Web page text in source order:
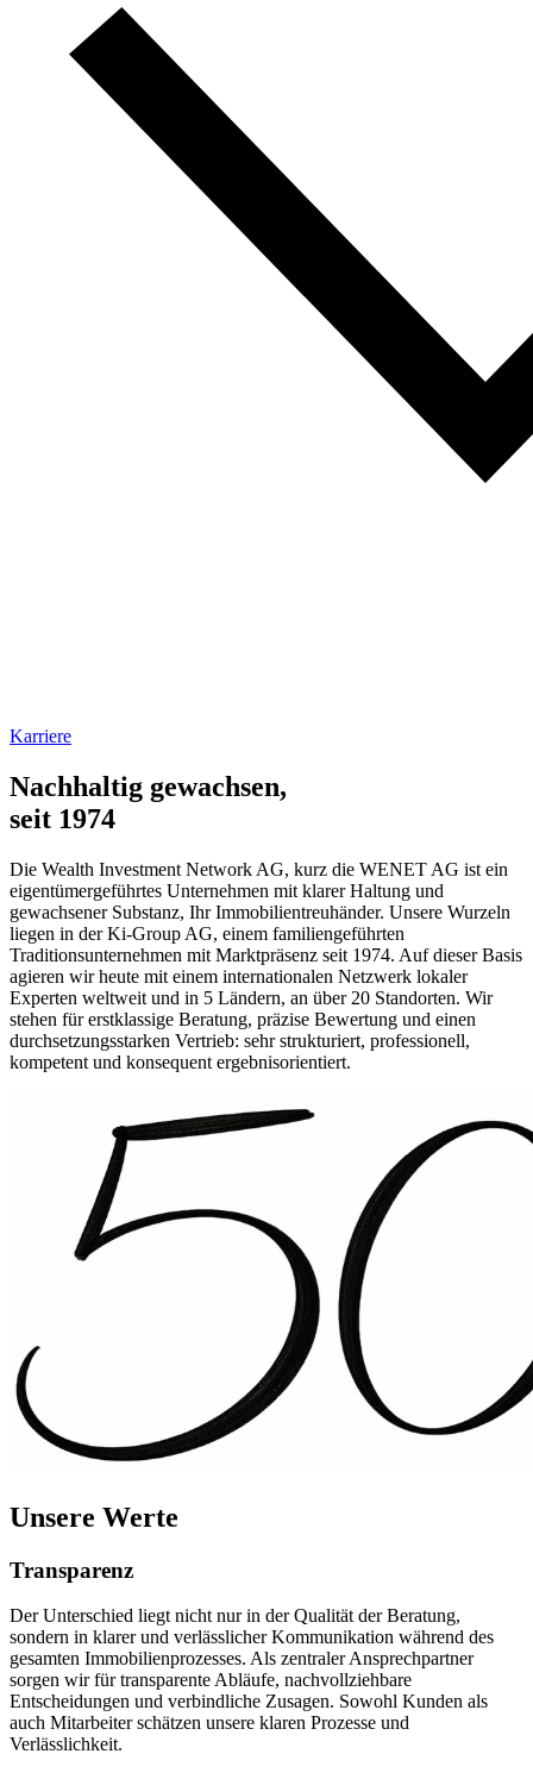
Karriere
Nachhaltig gewachsen,
seit 1974
Die Wealth Investment Network AG, kurz die WENET AG ist ein
eigentümergeführtes Unternehmen mit klarer Haltung und
gewachsener Substanz, Ihr Immobilientreuhänder. Unsere Wurzeln
liegen in der Ki-Group AG, einem familiengeführten
Traditionsunternehmen mit Marktpräsenz seit 1974. Auf dieser Basis
agieren wir heute mit einem internationalen Netzwerk lokaler
Experten weltweit und in 5 Ländern, an über 20 Standorten. Wir
stehen für erstklassige Beratung, präzise Bewertung und einen
durchsetzungsstarken Vertrieb: sehr strukturiert, professionell,
kompetent und konsequent ergebnisorientiert.
Unsere Werte
Transparenz
Der Unterschied liegt nicht nur in der Qualität der Beratung,
sondern in klarer und verlässlicher Kommunikation während des
gesamten Immobilienprozesses. Als zentraler Ansprechpartner
sorgen wir für transparente Abläufe, nachvollziehbare
Entscheidungen und verbindliche Zusagen. Sowohl Kunden als
auch Mitarbeiter schätzen unsere klaren Prozesse und
Verlässlichkeit.